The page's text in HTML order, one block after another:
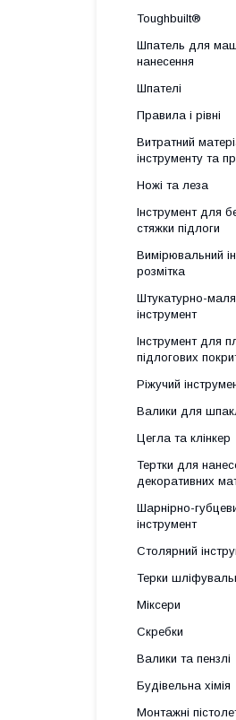
Toughbuilt®
Шпатель для
нанесення
Шпателі
Правила і рівні
Витратний
інструменту та
Ножі та леза
Інструмент для
стяжки підлоги
Вимірювальний
розмітка
Штукатурно-
інструмент
Інструмент для
підлогових
Ріжучий
Валики для
Цегла та клінкер
Тертки для
декоративних
Шарнірно-
інструмент
Столярний
Терки
Міксери
Скребки
Валики та пензлі
Будівельна хімія
Монтажні